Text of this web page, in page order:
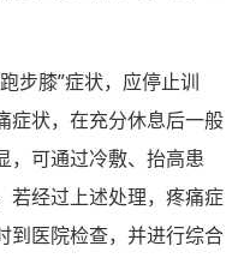
步膝”症状，应停止训
症状，在充分休息后一般
，可通过冷敷、抬高患
若经过上述处理，疼痛症
到医院检查，并进行综合